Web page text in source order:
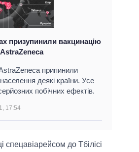
призупинили вакцинацію
припинили
деякі країни. Усе
побічних ефектів.
17:54
спецавіарейсом до Тбілісі